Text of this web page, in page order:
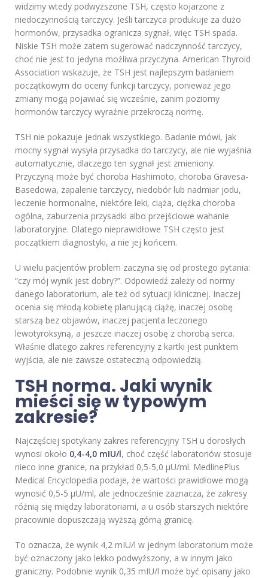
widzimy wtedy podwyższone TSH, często kojarzone z
niedoczynnością tarczycy. Jeśli tarczyca produkuje za dużo
hormonów, przysadka ogranicza sygnał, więc TSH spada.
Niskie TSH może zatem sugerować nadczynność tarczycy,
choć nie jest to jedyna możliwa przyczyna. American Thyroid
Association wskazuje, że TSH jest najlepszym badaniem
początkowym do oceny funkcji tarczycy, ponieważ jego
zmiany mogą pojawiać się wcześnie, zanim poziomy
hormonów tarczycy wyraźnie przekroczą normę.
TSH nie pokazuje jednak wszystkiego. Badanie mówi, jak
mocny sygnał wysyła przysadka do tarczycy, ale nie wyjaśnia
automatycznie, dlaczego ten sygnał jest zmieniony.
Przyczyną może być choroba Hashimoto, choroba Gravesa-
Basedowa, zapalenie tarczycy, niedobór lub nadmiar jodu,
leczenie hormonalne, niektóre leki, ciąża, ciężka choroba
ogólna, zaburzenia przysadki albo przejściowe wahanie
laboratoryjne. Dlatego nieprawidłowe TSH często jest
początkiem diagnostyki, a nie jej końcem.
U wielu pacjentów problem zaczyna się od prostego pytania:
“czy mój wynik jest dobry?”. Odpowiedź zależy od normy
danego laboratorium, ale też od sytuacji klinicznej. Inaczej
ocenia się młodą kobietę planującą ciążę, inaczej osobę
starszą bez objawów, inaczej pacjenta leczonego
lewotyroksyną, a jeszcze inaczej osobę z chorobą serca.
Właśnie dlatego zakres referencyjny z kartki jest punktem
wyjścia, ale nie zawsze ostateczną odpowiedzią.
TSH norma. Jaki wynik
mieści się w typowym
zakresie?
Najczęściej spotykany zakres referencyjny TSH u dorosłych
wynosi około 0,4-4,0 mIU/l, choć część laboratoriów stosuje
nieco inne granice, na przykład 0,5-5,0 µU/ml. MedlinePlus
Medical Encyclopedia podaje, że wartości prawidłowe mogą
wynosić 0,5-5 µU/ml, ale jednocześnie zaznacza, że zakresy
różnią się między laboratoriami, a u osób starszych niektóre
pracownie dopuszczają wyższą górną granicę.
To oznacza, że wynik 4,2 mIU/l w jednym laboratorium może
być oznaczony jako lekko podwyższony, a w innym jako
graniczny. Podobnie wynik 0,35 mIU/l może być opisany jako